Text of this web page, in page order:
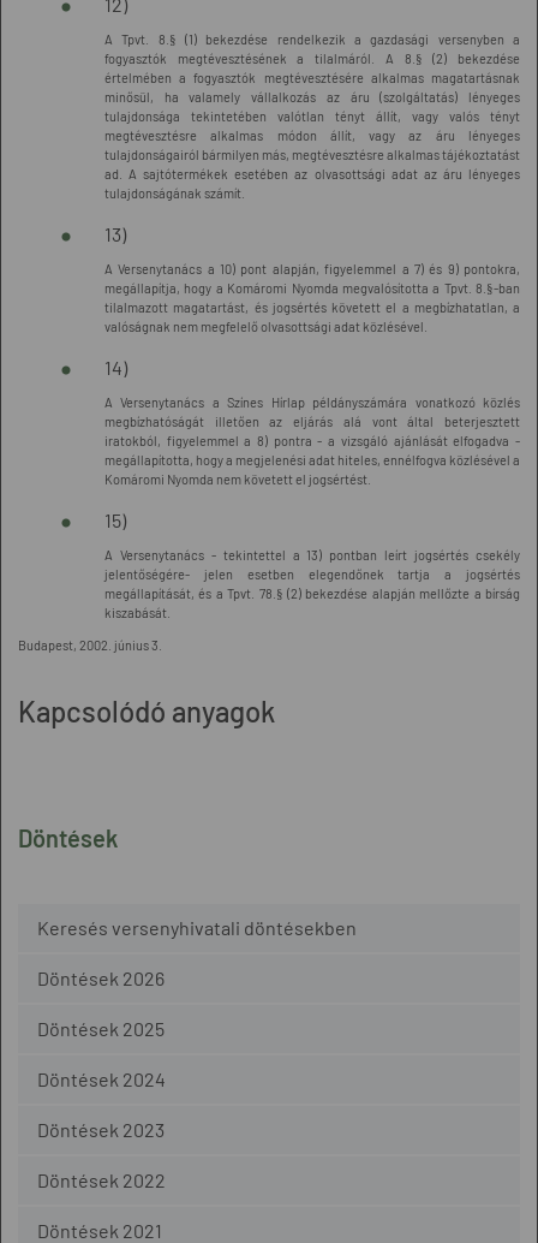
Döntések
Keresés versenyhivatali döntésekben
Döntések 2026
Döntések 2025
Döntések 2024
Döntések 2023
Döntések 2022
Döntések 2021
A Tpvt. 8.§ (1) bekezdése rendelkezik a gazdasági versenyben a
fogyasztók megtévesztésének a tilalmáról. A 8.§ (2) bekezdése
értelmében a fogyasztók megtévesztésére alkalmas magatartásnak
minősül, ha valamely vállalkozás az áru (szolgáltatás) lényeges
tulajdonsága tekintetében valótlan tényt állít, vagy valós tényt
megtévesztésre alkalmas módon állít, vagy az áru lényeges
tulajdonságairól bármilyen más, megtévesztésre alkalmas tájékoztatást
ad. A sajtótermékek esetében az olvasottsági adat az áru lényeges
tulajdonságának számít.
13)
A Versenytanács a 10) pont alapján, figyelemmel a 7) és 9) pontokra,
megállapítja, hogy a Komáromi Nyomda megvalósította a Tpvt. 8.§-ban
tilalmazott magatartást, és jogsértés követett el a megbízhatatlan, a
valóságnak nem megfelelő olvasottsági adat közlésével.
14)
A Versenytanács a Színes Hírlap példányszámára vonatkozó közlés
megbízhatóságát illetően az eljárás alá vont által beterjesztett
iratokból, figyelemmel a 8) pontra - a vizsgáló ajánlását elfogadva -
megállapította, hogy a megjelenési adat hiteles, ennélfogva közlésével a
Komáromi Nyomda nem követett el jogsértést.
15)
A Versenytanács - tekintettel a 13) pontban leírt jogsértés csekély
jelentőségére- jelen esetben elegendőnek tartja a jogsértés
megállapítását, és a Tpvt. 78.§ (2) bekezdése alapján mellőzte a bírság
kiszabását.
Budapest, 2002. június 3.
Kapcsolódó anyagok